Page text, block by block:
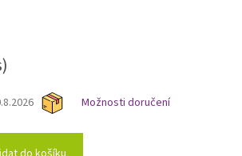
Možnosti doručení